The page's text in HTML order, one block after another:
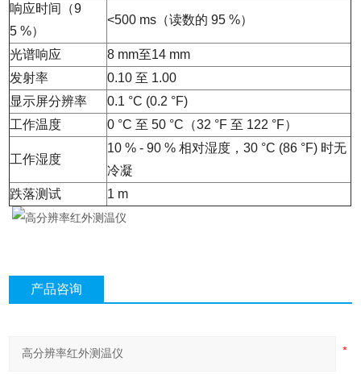
响应时间（9
5 %）
<500 ms（读数的 95 %）
光谱响应
8 mm至14 mm
发射率
0.10 至 1.00
显示屏分辨率
0.1 °C (0.2 °F)
工作温度
0 °C 至 50 °C（32 °F 至 122 °F）
工作湿度
10 % - 90 % 相对湿度，30 °C (86 °F) 时无
冷凝
跌落测试
1 m
产品咨询